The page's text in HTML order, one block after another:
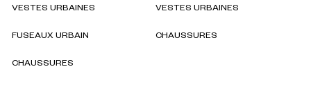
VESTES URBAINES
FUSEAUX URBAIN
CHAUSSURES
VESTES URBAINES
CHAUSSURES